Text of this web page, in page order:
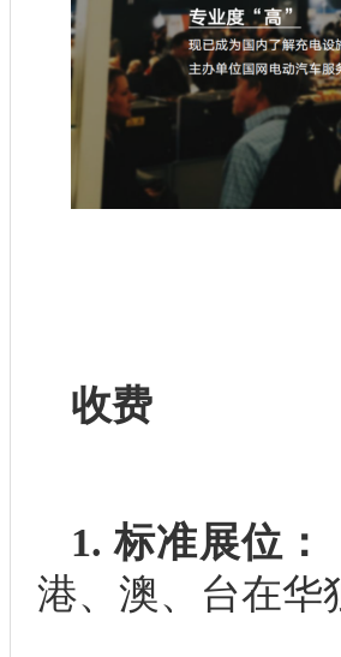
收费
1. 标准展位：
港、澳、台在华